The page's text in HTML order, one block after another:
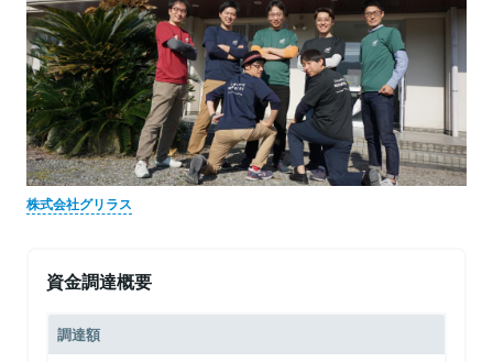
株式会社グリラス
資金調達概要
調達額